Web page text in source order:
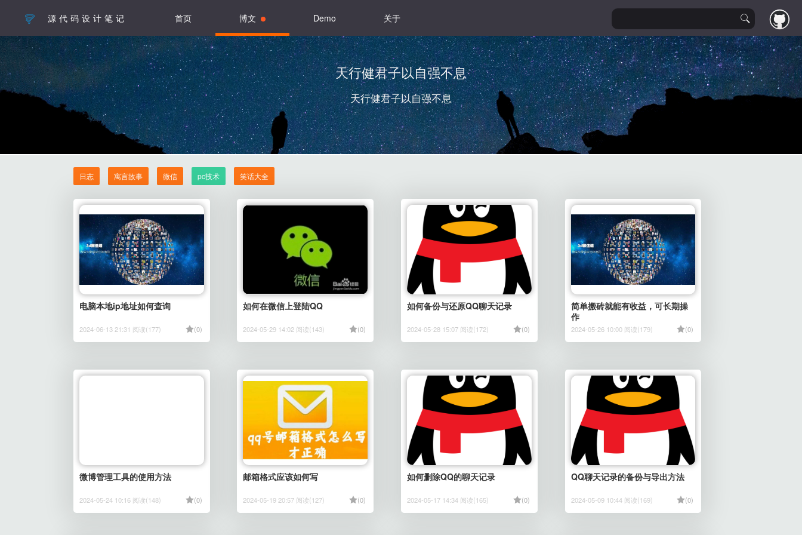
源代码设计笔记 首页 博文 Demo 关于
天行健君子以自强不息
天行健君子以自强不息
日志 寓言故事 微信 pc技术 笑话大全
电脑本地ip地址如何查询
2024-06-13 21:31 阅读(177) (0)
如何在微信上登陆QQ
2024-05-29 14:02 阅读(143) (0)
如何备份与还原QQ聊天记录
2024-05-28 15:07 阅读(172) (0)
简单搬砖就能有收益，可长期操
作
2024-05-26 10:00 阅读(179) (0)
微博管理工具的使用方法
2024-05-24 10:16 阅读(148) (0)
邮箱格式应该如何写
2024-05-19 20:57 阅读(127) (0)
如何删除QQ的聊天记录
2024-05-17 14:34 阅读(165) (0)
QQ聊天记录的备份与导出方法
2024-05-09 10:44 阅读(169) (0)